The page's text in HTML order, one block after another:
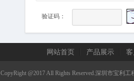
验证码：
网站首页 产品展示
CopyRight @2017 All Rights Reserved.深圳市宝利